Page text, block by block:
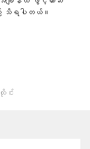
သိရပါတယ်။
ထိုင်း